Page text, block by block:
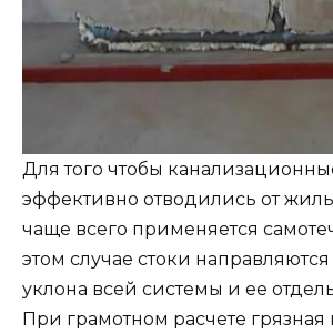
Для того чтобы
эффективно отводились от
чаще всего применяется
этом случае стоки
уклона всей системы и ее
При грамотном расчете грязная